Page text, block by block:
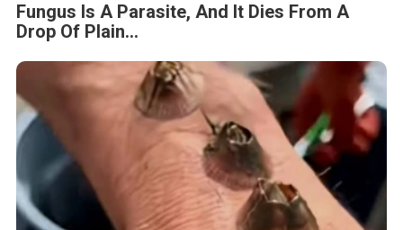
Fungus Is A Parasite, And It Dies From A
Drop Of Plain...